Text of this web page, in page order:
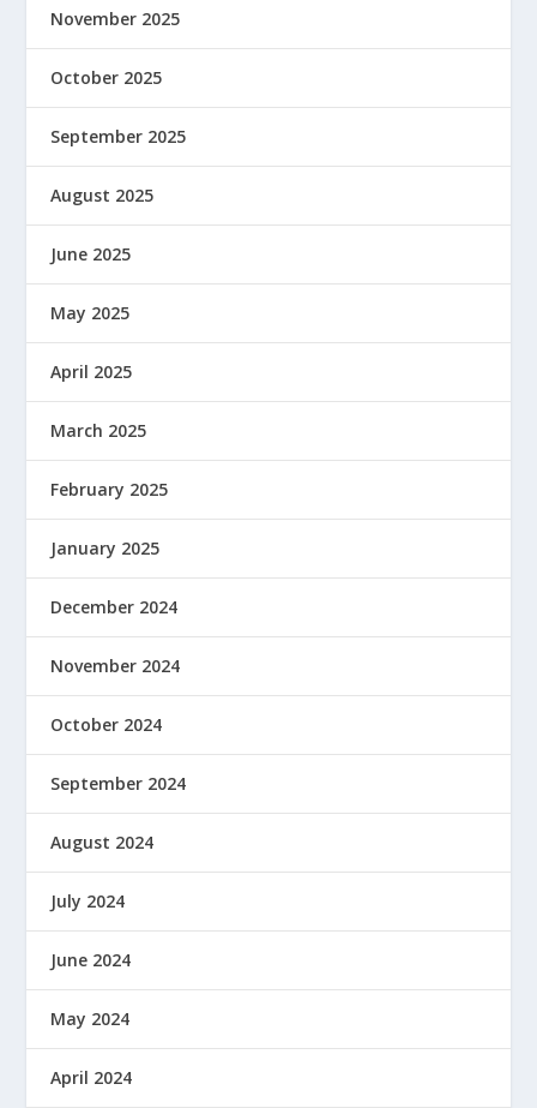
November 2025
October 2025
September 2025
August 2025
June 2025
May 2025
April 2025
March 2025
February 2025
January 2025
December 2024
November 2024
October 2024
September 2024
August 2024
July 2024
June 2024
May 2024
April 2024